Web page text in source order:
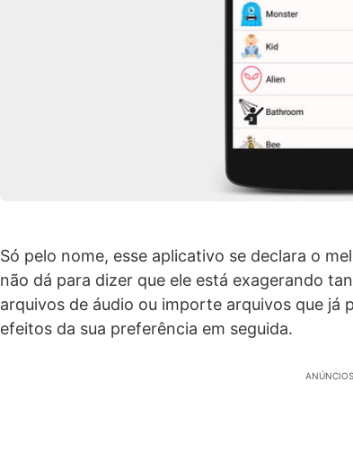
Só pelo nome, esse aplicativo se declara o
não dá para dizer que ele está exagerando
arquivos de áudio ou importe arquivos que já
efeitos da sua preferência em seguida.
ANÚNCIOS